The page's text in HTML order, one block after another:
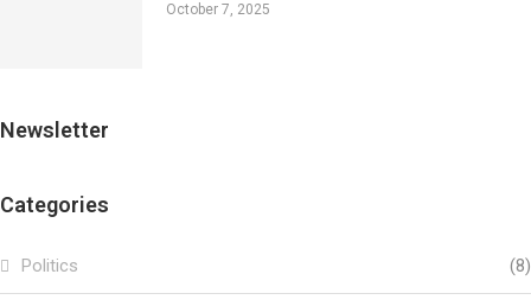
October 7, 2025
Newsletter
Categories
Politics (8)